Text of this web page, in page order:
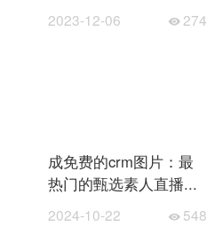
2023-12-06 274
成免费的crm图片：最
热门的甄选素人直播...
2024-10-22 548